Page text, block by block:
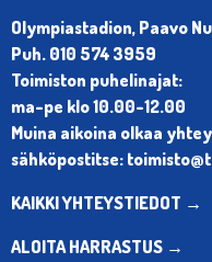
Olympiastadion, Paavo
Puh. 010 574 3959
Toimiston puhelinajat:
ma-pe klo 10.00-12.00
Muina aikoina olkaa
sähköpostitse:
KAIKKI YHTEYSTIEDOT →
ALOITA HARRASTUS →